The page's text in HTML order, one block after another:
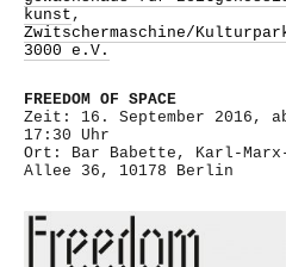
kunst ,
Zwitschermaschine/
3000 e.V.
FREEDOM OF SPACE
Zeit: 16. September 2016,
17:30 Uhr
Ort: Bar Babette, Karl-
Allee 36, 10178 Berlin